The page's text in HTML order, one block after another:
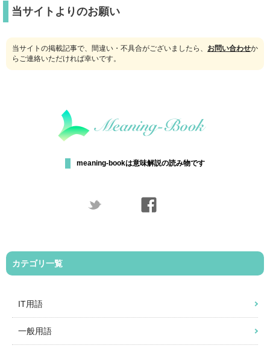
当サイトよりのお願い
当サイトの掲載記事で、間違い・不具合がございましたら、 お問い合わせか
らご連絡いただければ幸いです。
meaning-bookは意味解説の読み物です
カテゴリ一覧
IT用語
一般用語